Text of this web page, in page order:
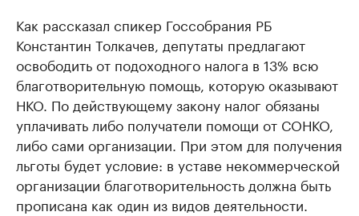
Как рассказал спикер Госсобрания РБ
Константин Толкачев, депутаты предлагают
освободить от подоходного налога в 13% всю
благотворительную помощь, которую оказывают
НКО. По действующему закону налог обязаны
уплачивать либо получатели помощи от СОНКО,
либо сами организации. При этом для получения
льготы будет условие: в уставе некоммерческой
организации благотворительность должна быть
прописана как один из видов деятельности.